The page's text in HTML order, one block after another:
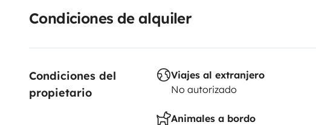
Condiciones de alquiler
Condiciones del
propietario
Viajes al extranjero
No autorizado
Animales a bordo